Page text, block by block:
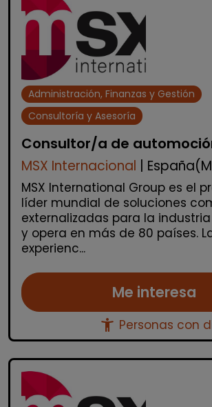
Administración, Finanzas y Gestión
Consultoría y Asesoría
Consultor/a de
MSX Internacional |
MSX International Group es el
líder mundial de soluciones
externalizadas para la
y opera en más de 80 países.
experienc...
Me interesa
accessibility_new Personas con